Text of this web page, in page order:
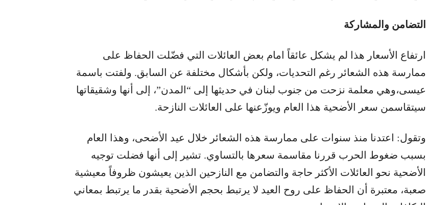
التضامن والمشاركة
ارتفاع الأسعار هذا لم يشكل عائقاً امام بعض العائلات التي فضّلت الحفاظ على
ممارسة هذه الشعائر رغم التحديات، ولكن بأشكال مختلفة عن السابق. ولفتت باسمة
عيسى،وهي معلمة نزحت من جنوب لبنان في حديثها إلى “المدن”، إلى أنها وشقيقاتها
سيتقاسمن سعر الأضحية هذا العام ويوزّعنها على العائلات النازحة.
وتقول: اعتدنا منذ سنوات على ممارسة هذه الشعائر خلال عيد الأضحى، وهذا العام
بسبب ضغوط الحرب قررنا مقاسمة سعرها بالتساوي. تشير إلى أنها فضلت توجيه
الأضحية نحو العائلات الأكثر حاجة والتضامن مع النازحين الذين يعيشون ظروفاً معيشية
صعبة، معتبرة أن الحفاظ على روح العيد لا يرتبط بحجم الأضحية بقدر ما يرتبط بمعاني